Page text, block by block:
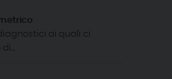
ai quali ci